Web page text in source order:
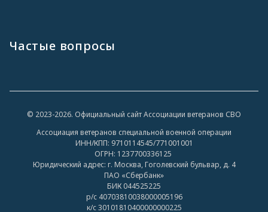
Частые вопросы
© 2023-2026. Официальный сайт Ассоциации ветеранов СВО
Ассоциация ветеранов специальной военной операции
ИНН/КПП: 9710114545/771001001
ОГРН: 1237700336125
Юридический адрес: г. Москва, Гоголевский бульвар, д. 4
ПАО «Сбербанк»
БИК 044525225
р/с 40703810038000005196
к/с 30101810400000000225